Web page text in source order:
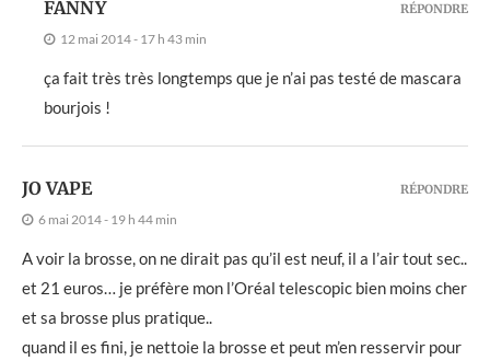
FANNY
12 mai 2014 - 17 h 43 min
ça fait très très longtemps que je n’ai pas testé de mascara
bourjois !
RÉPONDRE
JO VAPE
6 mai 2014 - 19 h 44 min
A voir la brosse, on ne dirait pas qu’il est neuf, il a l’air tout sec..
et 21 euros… je préfère mon l’Oréal telescopic bien moins cher
et sa brosse plus pratique..
quand il es fini, je nettoie la brosse et peut m’en resservir pour
RÉPONDRE